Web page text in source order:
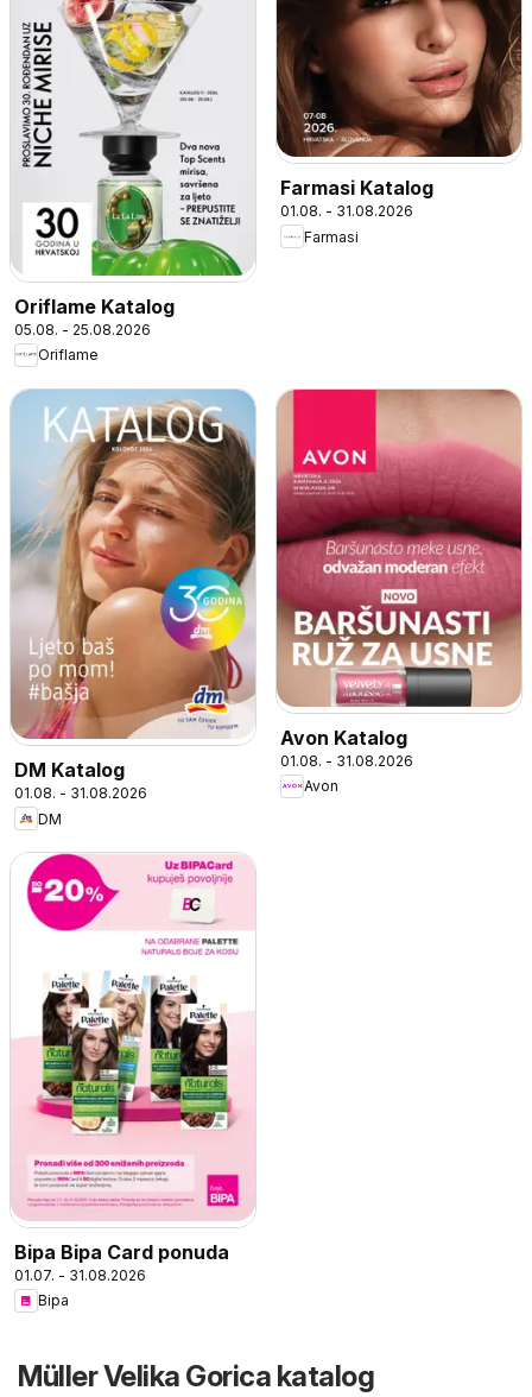
Oriflame Katalog
05.08. - 25.08.2026
Oriflame
Farmasi Katalog
01.08. - 31.08.2026
Farmasi
DM Katalog
01.08. - 31.08.2026
DM
Avon Katalog
01.08. - 31.08.2026
Avon
Bipa Bipa Card ponuda
01.07. - 31.08.2026
Bipa
Müller Velika Gorica katalog